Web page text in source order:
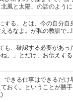
風と太陽」の話のよう
する。とは、今の自分自
るなよ。が私の教訓で
も、確認する必要があっ
。」とだけ、お伝えす
できる仕事はできるだけ
おく。ということが勝
)